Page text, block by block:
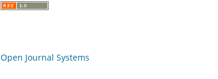
Open Journal Systems